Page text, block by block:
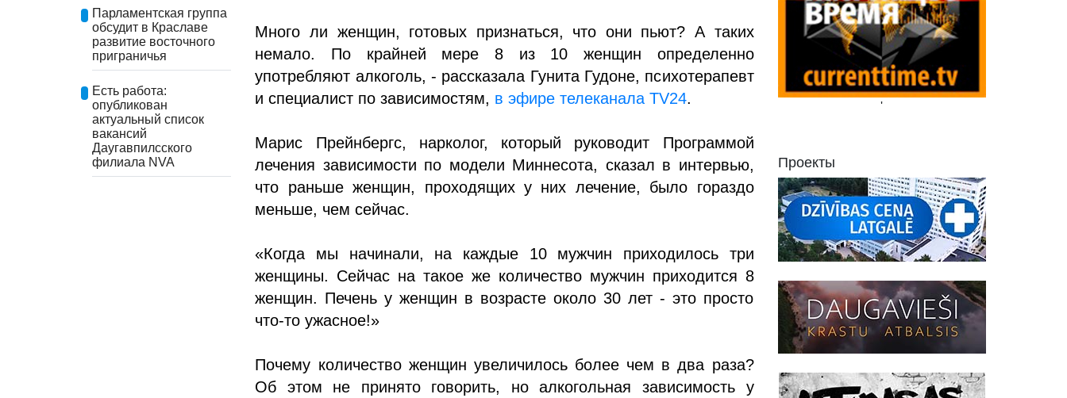
Парламентская группа
обсудит в Краславе
развитие восточного
приграничья
Есть работа:
опубликован
актуальный список
вакансий
Даугавпилсского
филиала NVA
Много ли женщин, готовых признаться, что они пьют? А таких
немало. По крайней мере 8 из 10 женщин определенно
употребляют алкоголь, - рассказала Гунита Гудоне, психотерапевт
и специалист по зависимостям, в эфире телеканала TV24.
Марис Прейнбергс, нарколог, который руководит Программой
лечения зависимости по модели Миннесота, сказал в интервью,
что раньше женщин, проходящих у них лечение, было гораздо
меньше, чем сейчас.
«Когда мы начинали, на каждые 10 мужчин приходилось три
женщины. Сейчас на такое же количество мужчин приходится 8
женщин. Печень у женщин в возрасте около 30 лет - это просто
что-то ужасное!»
Почему количество женщин увеличилось более чем в два раза?
Об этом не принято говорить, но алкогольная зависимость у
'
Проекты